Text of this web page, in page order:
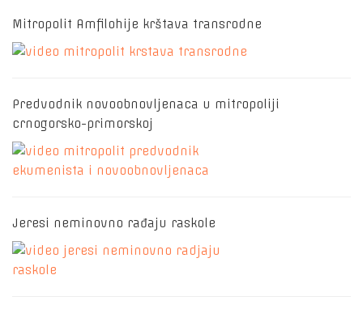
Mitropolit Amfilohije krštava transrodne
Predvodnik novoobnovljenaca u mitropoliji
crnogorsko-primorskoj
Jeresi neminovno rađaju raskole